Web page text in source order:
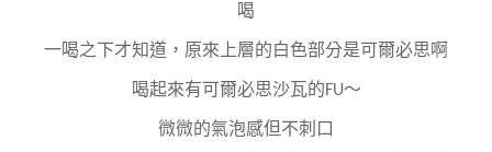
喝
一喝之下才知道，原來上層的白色部分是可爾必思啊
喝起來有可爾必思沙瓦的FU～
微微的氣泡感但不刺口